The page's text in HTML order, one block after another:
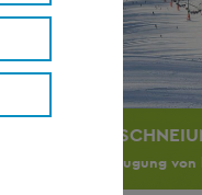
Erzeugung